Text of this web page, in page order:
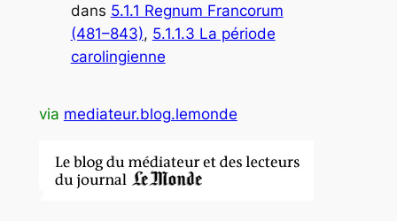
dans 5.1.1 Regnum Francorum
(481–843), 5.1.1.3 La période
carolingienne
via mediateur.blog.lemonde